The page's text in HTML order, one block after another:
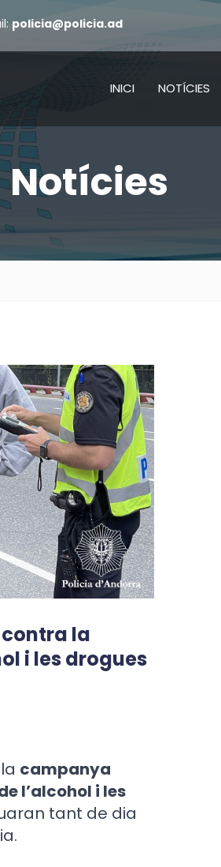
policia@policia.ad
INICI NOTÍCIES
Notícies
la
i les drogues
campanya
l’alcohol i les
tant de dia